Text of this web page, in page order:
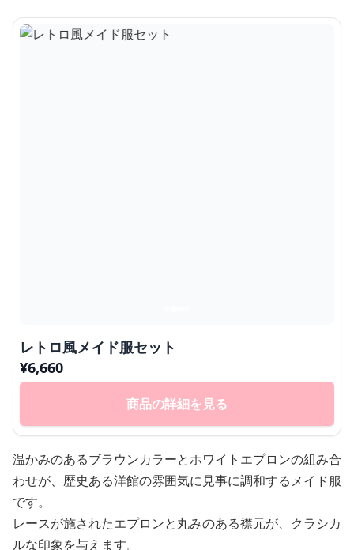
レトロ風メイド服セット
¥6,660
商品の詳細を見る
温かみのあるブラウンカラーとホワイトエプロンの組み合
わせが、歴史ある洋館の雰囲気に見事に調和するメイド服
です。
レースが施されたエプロンと丸みのある襟元が、クラシカ
ルな印象を与えます。